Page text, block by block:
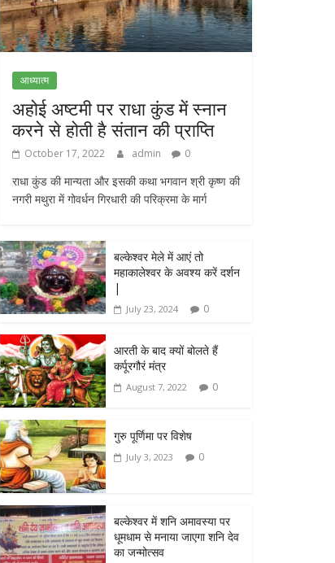
आध्यात्म
अहोई अष्टमी पर राधा कुंड में स्नान
करने से होती है संतान की प्राप्ति
October 17, 2022 admin 0
राधा कुंड की मान्यता और इसकी कथा भगवान श्री कृष्ण की
नगरी मथुरा में गोवर्धन गिरधारी की परिक्रमा के मार्ग
बल्केश्वर मेले में आएं तो
महाकालेश्वर के अवश्य करें दर्शन
|
July 23, 2024 0
आरती के बाद क्यों बोलते हैं
कर्पूरगौरं मंत्र
August 7, 2022 0
गुरु पूर्णिमा पर विशेष
July 3, 2023 0
बल्केश्वर में शनि अमावस्या पर
धूमधाम से मनाया जाएगा शनि देव
का जन्मोत्सव